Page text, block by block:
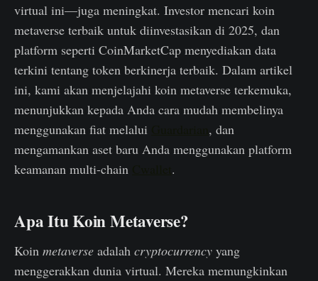
virtual ini—juga meningkat. Investor mencari koin
metaverse terbaik untuk diinvestasikan di 2025, dan
platform seperti CoinMarketCap menyediakan data
terkini tentang token berkinerja terbaik. Dalam artikel
ini, kami akan menjelajahi koin metaverse terkemuka,
menunjukkan kepada Anda cara mudah membelinya
menggunakan fiat melalui
, dan
mengamankan aset baru Anda menggunakan platform
keamanan multi-chain
.
Apa Itu Koin Metaverse?
Koin metaverse adalah cryptocurrency yang
menggerakkan dunia virtual. Mereka memungkinkan